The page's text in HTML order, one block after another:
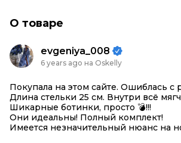
О товаре
evgeniya_008
6 years ago на Oskelly
Покупала на этом сайте. Ошиблась с
Длина стельки 25 см. Внутри всё
Шикарные ботинки, просто 💣!!!
Они идеальны! Полный комплект!
Имеется незначительный нюанс на